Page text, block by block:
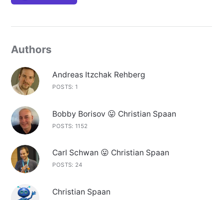
Authors
Andreas Itzchak Rehberg
POSTS: 1
Bobby Borisov 😛 Christian Spaan
POSTS: 1152
Carl Schwan 😛 Christian Spaan
POSTS: 24
Christian Spaan